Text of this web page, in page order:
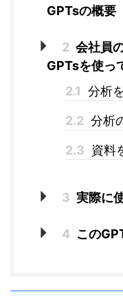
GPTsの概要
2 会社員
GPTsを使っ
2.1 分析
2.2 分析
2.3 資料
3 実際に
4 この